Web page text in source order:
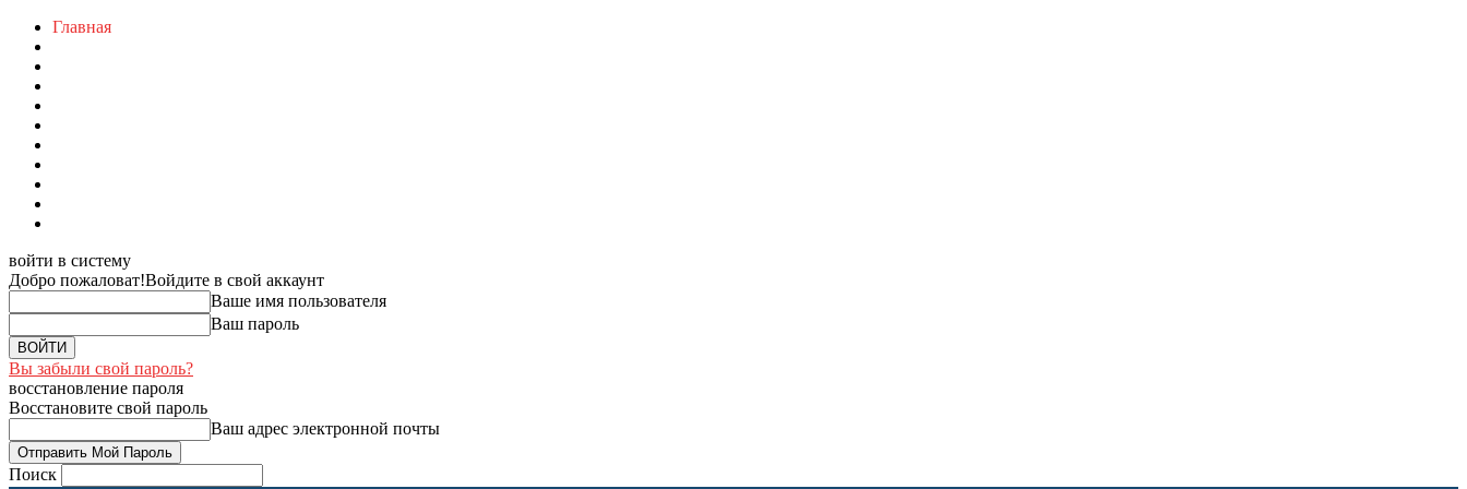
Главная
войти в систему
Добро пожаловат!Войдите в свой аккаунт
Ваше имя пользователя
Ваш пароль
Вы забыли свой пароль?
восстановление пароля
Восстановите свой пароль
Ваш адрес электронной почты
Поиск